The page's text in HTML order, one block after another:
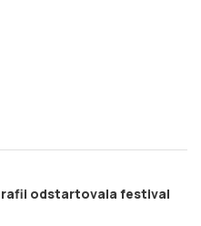
odstartovala festival